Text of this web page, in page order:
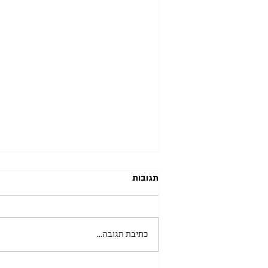
מכללת תל-חי 15.06.2026
תגובות
כתיבת תגובה...